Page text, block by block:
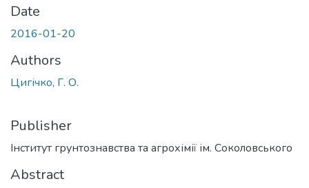
Date
2016-01-20
Authors
Цигічко, Г. О.
Publisher
Інститут грунтознавства та агрохімії ім. Соколовського
Abstract